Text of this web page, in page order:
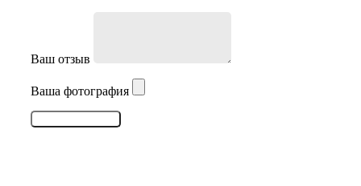
Ваш отзыв
Ваша фотография